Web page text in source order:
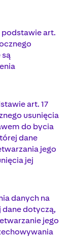
art.
art. 17
usunięcia
do bycia
dane
jego
jej
danych na
dane dotyczą,
jego